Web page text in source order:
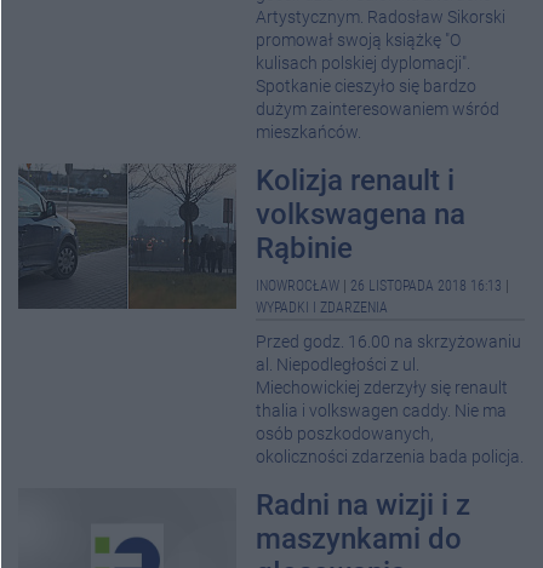
Artystycznym. Radosław Sikorski
promował swoją książkę "O
kulisach polskiej dyplomacji".
Spotkanie cieszyło się bardzo
dużym zainteresowaniem wśród
mieszkańców.
Kolizja renault i
volkswagena na
Rąbinie
INOWROCŁAW 26 LISTOPADA 2018 16:13
WYPADKI I ZDARZENIA
Przed godz. 16.00 na skrzyżowaniu
al. Niepodległości z ul.
Miechowickiej zderzyły się renault
thalia i volkswagen caddy. Nie ma
osób poszkodowanych,
okoliczności zdarzenia bada policja.
Radni na wizji i z
maszynkami do